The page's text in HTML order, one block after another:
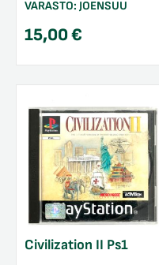
VARASTO: JOENSUU
15,00€
Civilization II Ps1